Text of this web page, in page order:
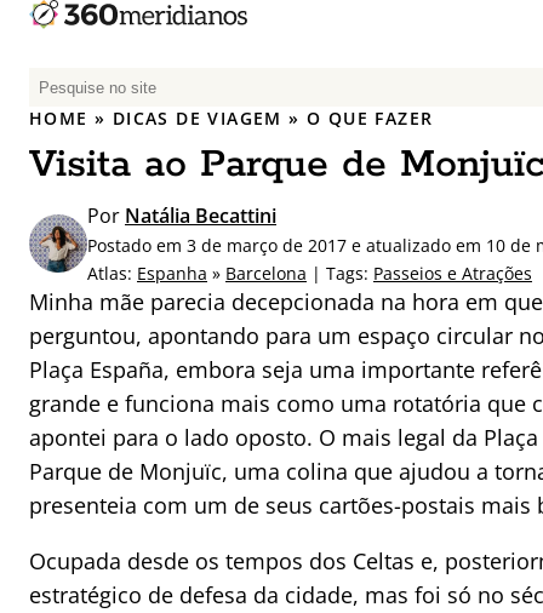
P
e
q
i
s
r
p
o
r
:
HOME » DICAS DE VIAGEM »O QUE FAZER
Visita ao Parque de
Por Natália Becattini
Postado em 3 de março de 2017 e atualizado em 10 de
Atlas: Espanha » Barcelona | Tags: Passeios e Atrações
Minha mãe parecia decepcionada na hora em
perguntou, apontando para um espaço circular
Plaça España, embora seja uma importante
grande e funciona mais como uma rotatória que
apontei para o lado oposto. O mais legal da
Parque de Monjuïc, uma colina que ajudou a
presenteia com um de seus cartões-postais mais
Ocupada desde os tempos dos Celtas e,
estratégico de defesa da cidade, mas foi só no